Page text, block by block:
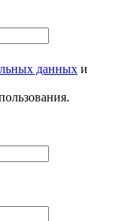
данных и